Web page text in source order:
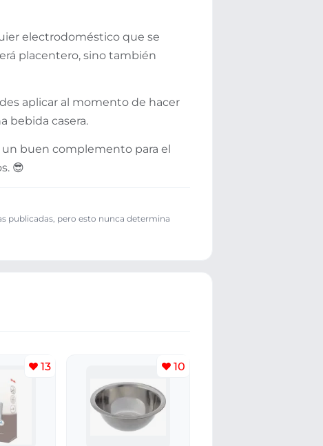
electrodoméstico que se
placentero, sino también
aplicar al momento de hacer
bebida casera.
buen complemento para el
😎
publicadas, pero esto nunca determina
13 10